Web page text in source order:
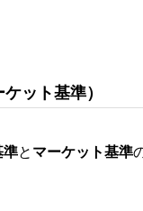
ット基準）
準と マーケット基準